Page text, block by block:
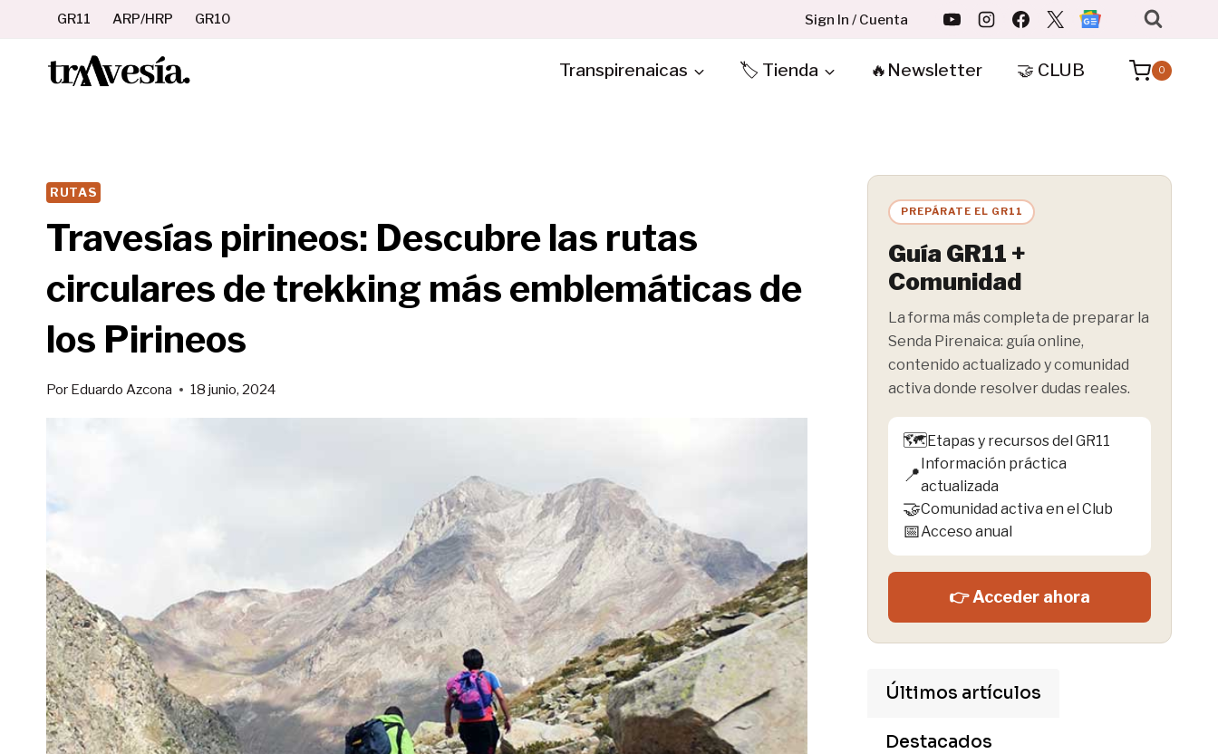
contenido
GR11 ARP/HRP GR10 Sign In / Cuenta
Transpirenaicas 🏷️ Tienda 🔥Newsletter 🤝 CLUB 0
RUTAS
Travesías pirineos: Descubre las rutas
circulares de trekking más emblemáticas de
los Pirineos
Por Eduardo Azcona 18 junio, 2024
PREPÁRATE EL GR11
Guía GR11 +
Comunidad
La forma más completa de preparar la
Senda Pirenaica: guía online,
contenido actualizado y comunidad
activa donde resolver dudas reales.
🗺️Etapas y recursos del GR11
📍
Información práctica
actualizada
🤝Comunidad activa en el Club
📅Acceso anual
👉 Acceder ahora
Últimos artículos
Destacados